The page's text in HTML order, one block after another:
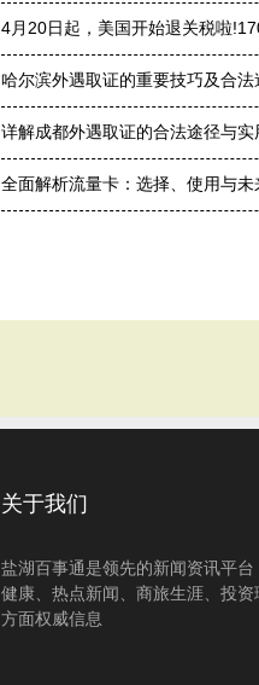
4月20日起，美国开始退关税啦
哈尔滨外遇取证的重要技巧及合法
详解成都外遇取证的合法途径与
全面解析流量卡：选择、使用与
关于我们
盐湖百事通是领先的新闻资讯平
健康、热点新闻、商旅生涯、投
方面权威信息